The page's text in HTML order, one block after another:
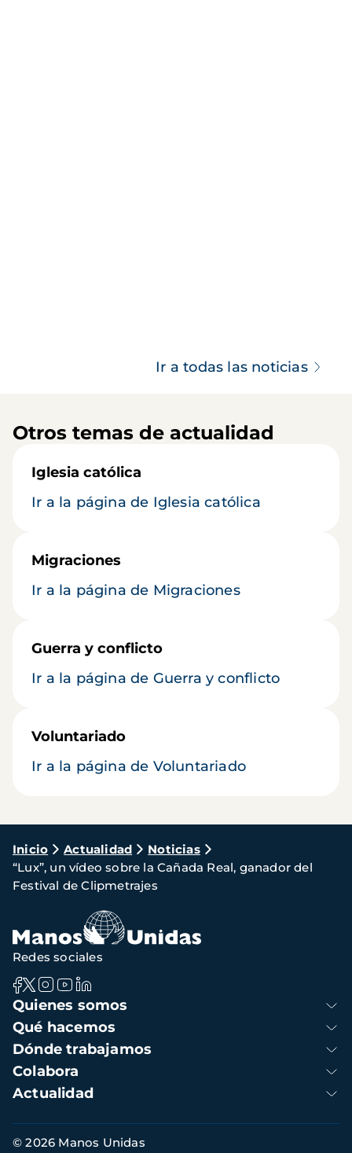
Ir a todas las noticias
Otros temas de actualidad
Iglesia católica
Ir a la página de Iglesia católica
Migraciones
Ir a la página de Migraciones
Guerra y conflicto
Ir a la página de Guerra y conflicto
Voluntariado
Ir a la página de Voluntariado
Ruta
de
navegación
Inicio Actualidad
Noticias
“Lux”, un vídeo sobre la Cañada Real, ganador del
Festival de Clipmetrajes
Navegación
principal
Quienes somos
Qué hacemos
Dónde trabajamos
Colabora
Actualidad
Redes sociales
Información
© 2026 Manos Unidas